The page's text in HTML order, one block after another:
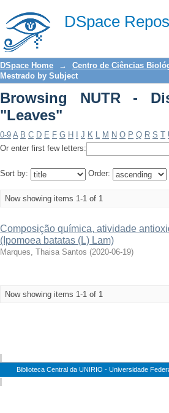
DSpace
Browsing NUTR -
DSpace Home → Centro de Ciências
Mestrado by Subject
Browsing NUTR -
"Leaves"
0-9 A B C D E F G H J K L M N O P Q R S T
Or enter first few letters:
Sort by: Order:
Now showing items 1-1 of 1
Composição química, atividade
(Ipomoea batatas (L) Lam)
Marques, Thaisa Santos (2020-06-19)
Now showing items 1-1 of 1
Biblioteca Central da UNIRIO - Universidade